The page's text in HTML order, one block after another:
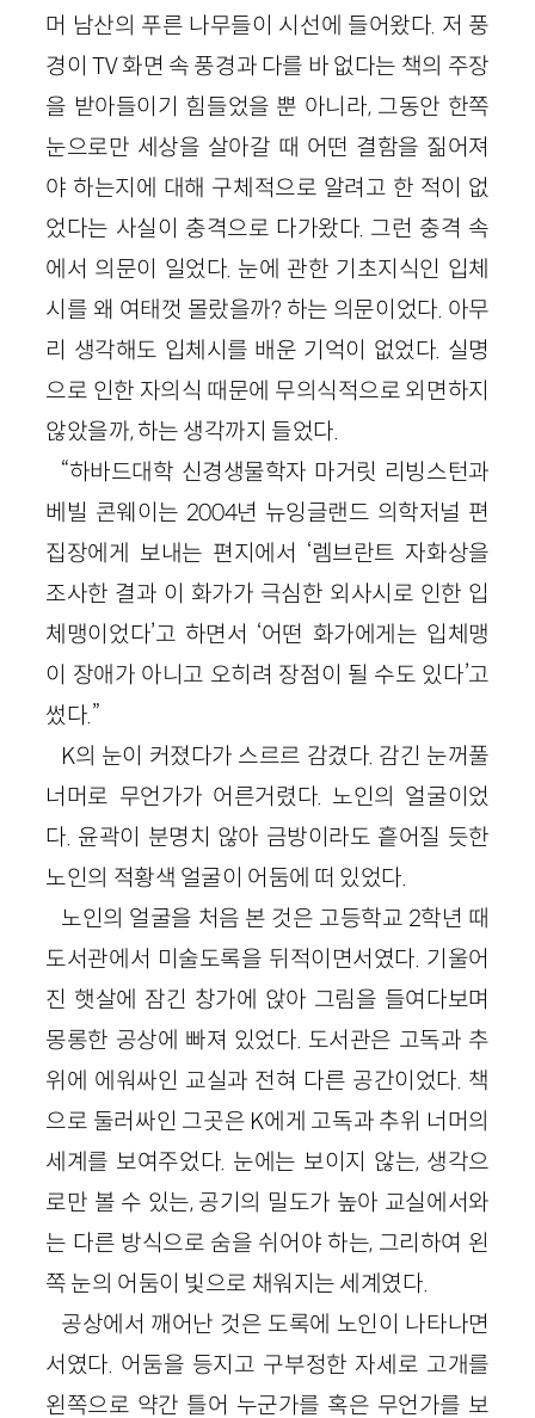
머 남산의 푸른 나무들이 시선에 들어왔다. 저 풍
경이 TV 화면 속 풍경과 다를 바 없다는 책의 주장
을 받아들이기 힘들었을 뿐 아니라, 그동안 한쪽
눈으로만 세상을 살아갈 때 어떤 결함을 짊어져
야 하는지에 대해 구체적으로 알려고 한 적이 없
었다는 사실이 충격으로 다가왔다. 그런 충격 속
에서 의문이 일었다. 눈에 관한 기초지식인 입체
시를 왜 여태껏 몰랐을까? 하는 의문이었다. 아무
리 생각해도 입체시를 배운 기억이 없었다. 실명
으로 인한 자의식 때문에 무의식적으로 외면하지
않았을까, 하는 생각까지 들었다.
“하바드대학 신경생물학자 마거릿 리빙스턴과
베빌 콘웨이는 2004년 뉴잉글랜드 의학저널 편
집장에게 보내는 편지에서 ‘렘브란트 자화상을
조사한 결과 이 화가가 극심한 외사시로 인한 입
체맹이었다’고 하면서 ‘어떤 화가에게는 입체맹
이 장애가 아니고 오히려 장점이 될 수도 있다’고
썼다.”
K의 눈이 커졌다가 스르르 감겼다. 감긴 눈꺼풀
너머로 무언가가 어른거렸다. 노인의 얼굴이었
다. 윤곽이 분명치 않아 금방이라도 흩어질 듯한
노인의 적황색 얼굴이 어둠에 떠 있었다.
노인의 얼굴을 처음 본 것은 고등학교 2학년 때
도서관에서 미술도록을 뒤적이면서였다. 기울어
진 햇살에 잠긴 창가에 앉아 그림을 들여다보며
몽롱한 공상에 빠져 있었다. 도서관은 고독과 추
위에 에워싸인 교실과 전혀 다른 공간이었다. 책
으로 둘러싸인 그곳은 K에게 고독과 추위 너머의
세계를 보여주었다. 눈에는 보이지 않는, 생각으
로만 볼 수 있는, 공기의 밀도가 높아 교실에서와
는 다른 방식으로 숨을 쉬어야 하는, 그리하여 왼
쪽 눈의 어둠이 빛으로 채워지는 세계였다.
공상에서 깨어난 것은 도록에 노인이 나타나면
서였다. 어둠을 등지고 구부정한 자세로 고개를
왼쪽으로 약간 틀어 누군가를 혹은 무언가를 보